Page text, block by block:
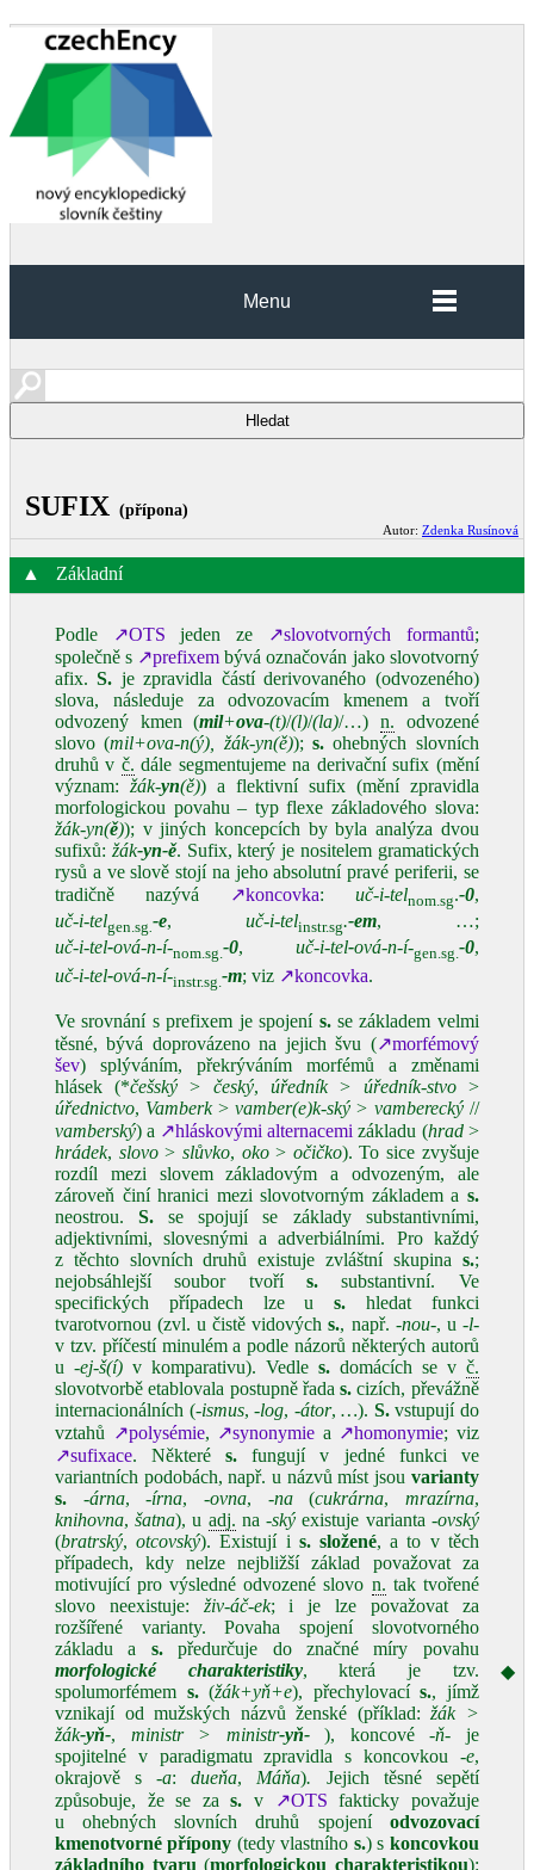
Menu
SUFIX (přípona)
Autor: Zdenka Rusínová
▲ Základní
Podle ↗OTS jeden ze ↗slovotvorných formantů;
společně s ↗prefixem bývá označován jako slovotvorný
afix.S. je zpravidla částí derivovaného (odvozeného)
slova, následuje za odvozovacím kmenem a tvoří
odvozený kmen (mil+ova‑(t)/(l)/(la)/…)n. odvozené
slovo (mil+ova‑n(ý), žák‑yn(ě));s. ohebných slovních
druhů v č. dále segmentujeme na derivační sufix (mění
význam: žák‑yn(ě)) a flektivní sufix (mění zpravidla
morfologickou povahu – typ flexe základového slova:
žák‑yn(ě)); v jiných koncepcích by byla analýza dvou
sufixů: žák‑yn‑ě. Sufix, který je nositelem gramatických
rysů a ve slově stojí na jeho absolutní pravé periferii, se
tradičně nazývá
↗koncovka: uč‑i‑telnom.sg.‑0,
uč‑i‑telgen.sg.‑e, uč‑i‑telinstr.sg.‑em, …;
uč‑i‑tel‑ová‑n‑í‑nom.sg.‑0, uč‑i‑tel‑ová‑n‑í‑gen.sg.‑0,
uč‑i‑tel‑ová‑n‑í‑instr.sg. ‑m; viz ↗koncovka.
Ve srovnání s prefixem je spojení s.se základem velmi
těsné, bývá doprovázeno na jejich švu (↗morfémový
šev) splýváním, překrýváním morfémů a změnami
hlásek (*češský > český, úředník> úředník‑stvo>
úřednictvo, Vamberk>vamber(e)k‑ský > vamberecký//
vamberský) a ↗hláskovými alternacemi základu (hrad>
hrádek, slovo> slůvko, oko> očičko). To sice zvyšuje
rozdíl mezi slovem základovým a odvozeným, ale
zároveň činí hranici mezi slovotvorným základem a s.
neostrou.S. se spojují se základy substantivními,
adjektivními, slovesnými a adverbiálními. Pro každý
z těchto slovních druhů existuje zvláštní skupina s.;
nejobsáhlejší soubor tvořís. substantivní. Ve
specifických případech lze us. hledat funkci
tvarotvornou (zvl. u čistě vidovýchs., např. ‑nou‑, u ‑l‑
v tzv. příčestí minulém a podle názorů některých autorů
u ‑ej‑š(í)v komparativu). Vedle s.domácích se v č.
slovotvorbě etablovala postupně řadas. cizích, převážně
internacionálních (‑ismus,‑log, ‑átor,…). S.vstupují do
vztahů ↗polysémie, ↗synonymie a ↗homonymie; viz
↗sufixace. Některés. fungují v jedné funkci ve
variantních podobách, např. u názvů míst jsou varianty
s.
‑árna,‑írna, ‑ovna, ‑na(cukrárna, mrazírna,
knihovna,šatna), u adj. na‑ský existuje varianta ‑ovský
(bratrský,otcovský). Existují i s. složené, a to v těch
případech, kdy nelze nejbližší základ považovat za
motivující pro výsledné odvozené slovo n. tak tvořené
slovo neexistuje: živ‑áč‑ek; i je lze považovat za
rozšířené varianty. Povaha spojení slovotvorného
základu a s.předurčuje do značné míry povahu
morfologické charakteristiky, která je tzv.
spolumorfémem s.(žák+yň+e), přechylovacís., jímž
vznikají od mužských názvů ženské (příklad:žák >
žák‑yň‑, ministr > ministr‑yň‑), koncové‑ň‑ je
spojitelné v paradigmatu zpravidla s koncovkou ‑e,
okrajově s ‑a:dueňa, Máňa). Jejich těsné sepětí
způsobuje, že se zas. v ↗OTS fakticky považuje
u ohebných slovních druhů spojení odvozovací
kmenotvorné přípony (tedy vlastního s.) s koncovkou
základního tvaru (morfologickou charakteristikou):
◆